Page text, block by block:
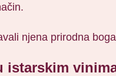
njena prirodna
istarskim